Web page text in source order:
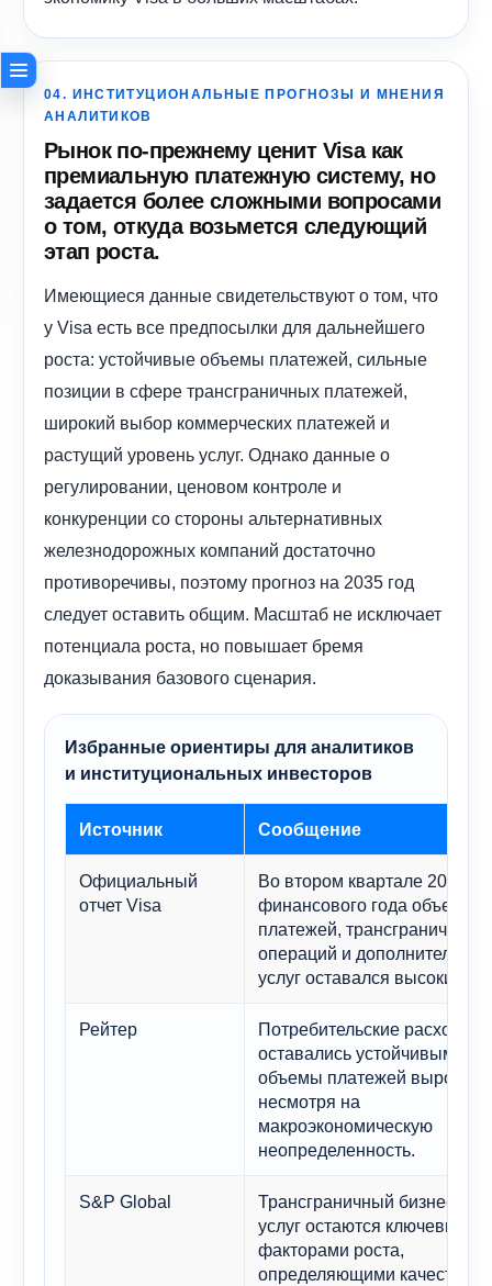
04. ИНСТИТУЦИОНАЛЬНЫЕ ПРОГНОЗЫ И МНЕНИЯ
АНАЛИТИКОВ
Рынок по-прежнему ценит Visa как
премиальную платежную систему, но
задается более сложными вопросами
о том, откуда возьмется следующий
этап роста.
Имеющиеся данные свидетельствуют о том, что
у Visa есть все предпосылки для дальнейшего
роста: устойчивые объемы платежей, сильные
позиции в сфере трансграничных платежей,
широкий выбор коммерческих платежей и
растущий уровень услуг. Однако данные о
регулировании, ценовом контроле и
конкуренции со стороны альтернативных
железнодорожных компаний достаточно
противоречивы, поэтому прогноз на 2035 год
следует оставить общим. Масштаб не исключает
потенциала роста, но повышает бремя
доказывания базового сценария.
Избранные ориентиры для аналитиков
и институциональных инвесторов
Источник Сообщение
Официальный
отчет Visa
Во втором квартале 2026
финансового года объем
платежей, трансграничных
операций и дополнительных
услуг оставался высоким.
Рейтер
Потребительские расходы
оставались устойчивыми, а
объемы платежей выросли,
несмотря на
макроэкономическую
неопределенность.
S&P Global
Трансграничный бизнес и
услуг остаются ключевыми
факторами роста,
определяющими качество